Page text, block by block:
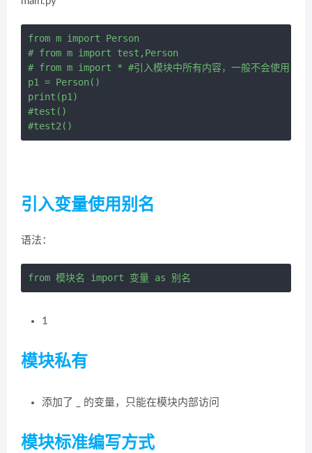
from m import Person
# from m import test,Person
# from m import * #引入模块中所有内容，一般不会使用
p1 = Person()
print(p1)
#test()
引入变量使用别名
语法：
1
模块私有
添加了 _ 的变量，只能在模块内部访问
模块标准编写方式